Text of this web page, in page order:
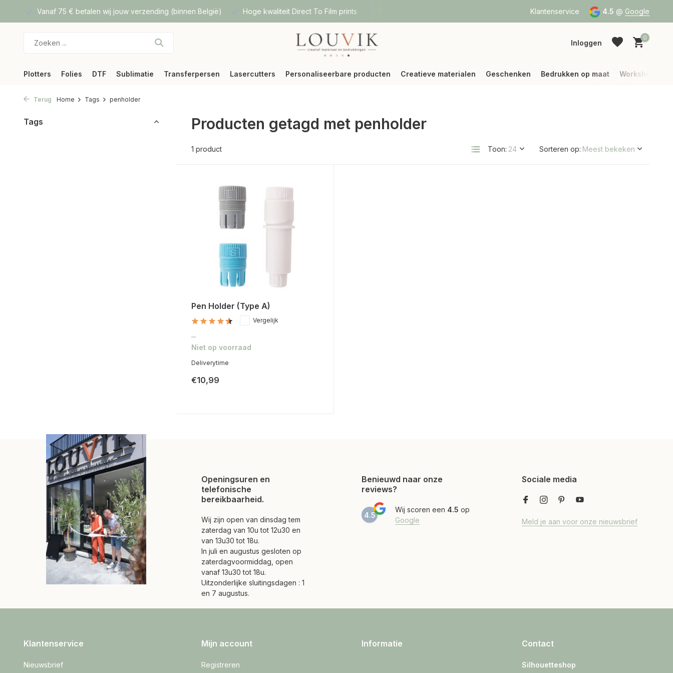
Vanaf 75 € betalen wij jouw verzending (binnen België) Hoge kwaliteit Direct To Film prints Vanaf 75 € betalen wij jouw verzending
Klantenservice 4.5 @ Google
Inloggen
0
Plotters Folies DTF Sublimatie Transferpersen Lasercutters Personaliseerbare producten Creatieve materialen Geschenken Bedrukken op maat Workshops
Terug Home Tags penholder
Tags Producten getagd met penholder
1 product Toon: Sorteren op:
Pen Holder (Type A)
Vergelijk
...
Niet op voorraad
Deliverytime
€10,99
Openingsuren en
telefonische
bereikbaarheid.
Wij zijn open van dinsdag tem
zaterdag van 10u tot 12u30 en
van 13u30 tot 18u.
In juli en augustus gesloten op
zaterdagvoormiddag, open
vanaf 13u30 tot 18u.
Uitzonderlijke sluitingsdagen : 1
en 7 augustus.
Benieuwd naar onze
reviews?
4.5
Wij scoren een 4.5 op
Google
Sociale media
Meld je aan voor onze nieuwsbrief
Klantenservice
Nieuwsbrief
Mijn account
Registreren
Informatie Contact
Silhouetteshop